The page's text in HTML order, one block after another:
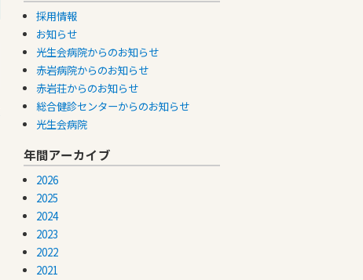
採用情報
お知らせ
光生会病院からのお知らせ
赤岩病院からのお知らせ
赤岩荘からのお知らせ
総合健診センターからのお知らせ
光生会病院
年間アーカイブ
2026
2025
2024
2023
2022
2021